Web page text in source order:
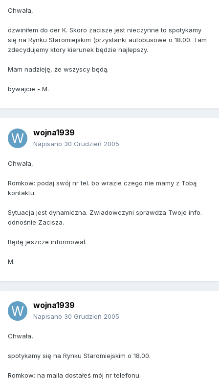
Chwała,
dzwiniłem do der K. Skoro zacisze jest nieczynne to spotykamy
się na Rynku Staromiejskim (przystanki autobusowe o 18.00. Tam
zdecydujemy ktory kierunek będzie najlepszy.
Mam nadzieję, że wszyscy będą.
bywajcie - M.
wojna1939
Napisano 30 Grudzień 2005
Chwała,
Romkow: podaj swój nr tel. bo wrazie czego nie mamy z Tobą
kontaktu.
Sytuacja jest dynamiczna. Zwiadowczyni sprawdza Twoje info.
odnośnie Zacisza.
Będę jeszcze informował.
M.
wojna1939
Napisano 30 Grudzień 2005
Chwała,
spotykamy się na Rynku Staromiejskim o 18.00.
Romkow: na maila dostałeś mój nr telefonu.